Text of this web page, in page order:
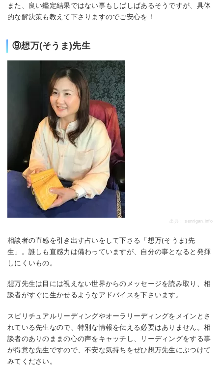
また、良い鑑定結果ではない事もしばしばあるそうですが、具体
的な解決策も教えて下さりますのでご安心を！
⑨想万(そうま)先生
出典： senrigan.info
相談者の直感を引き出す占いをして下さる「想万(そうま)先
生」。誰しも直感力は備わっていますが、自分の事となると発揮
しにくいもの。
想万先生は目には視えない世界からのメッセージを読み取り、相
談者がすぐに生かせるようなアドバイスを下さいます。
スピリチュアルリーディングやオーラリーディングをメインとさ
れている先生なので、特別な情報を伝える必要はありません。相
談者のありのままの心の声をキャッチし、リーディングをする事
が得意な先生ですので、不安な気持ちをぜひ想万先生にぶつけて
みてください。